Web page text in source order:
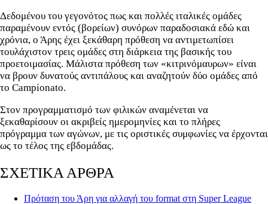
Δεδομένου του γεγονότος πως και πολλές ιταλικές ομάδες
παραμένουν εντός (βορείων) συνόρων παραδοσιακά εδώ και
χρόνια, ο Άρης έχει ξεκάθαρη πρόθεση να αντιμετωπίσει
τουλάχιστον τρεις ομάδες στη διάρκεια της βασικής του
προετοιμασίας. Μάλιστα πρόθεση των «κιτρινόμαυρων» είναι
να βρουν δυνατούς αντιπάλους και αναζητούν δύο ομάδες από
το Campionato.
Στον προγραμματισμό των φιλικών αναμένεται να
ξεκαθαρίσουν οι ακριβείς ημερομηνίες και το πλήρες
πρόγραμμα των αγώνων, με τις οριστικές συμφωνίες να έρχονται
ως το τέλος της εβδομάδας.
ΣΧΕΤΙΚΑ ΑΡΘΡΑ
Πρόταση του Άρη για αλλαγή του format στη Super League